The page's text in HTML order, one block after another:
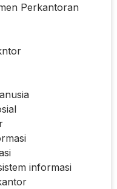
Perkantoran
informasi